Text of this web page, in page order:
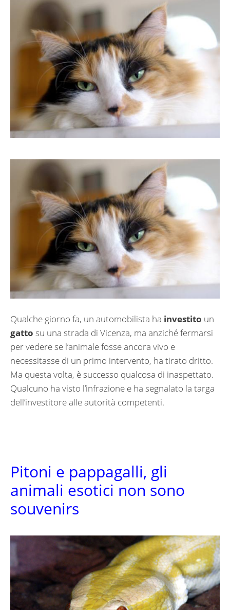
Qualche giorno fa, un automobilista ha investito un
gatto su una strada di Vicenza, ma anziché fermarsi
per vedere se l’animale fosse ancora vivo e
necessitasse di un primo intervento, ha tirato dritto.
Ma questa volta, è successo qualcosa di inaspettato.
Qualcuno ha visto l’infrazione e ha segnalato la targa
dell’investitore alle autorità competenti.
Pitoni e pappagalli, gli
animali esotici non sono
souvenirs